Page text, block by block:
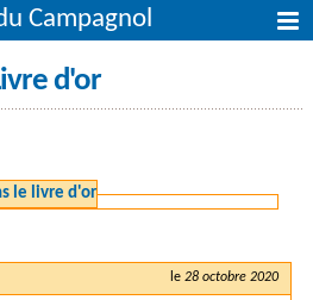
Campagnol
d'or
le livre d'or
le 28 octobre 2020